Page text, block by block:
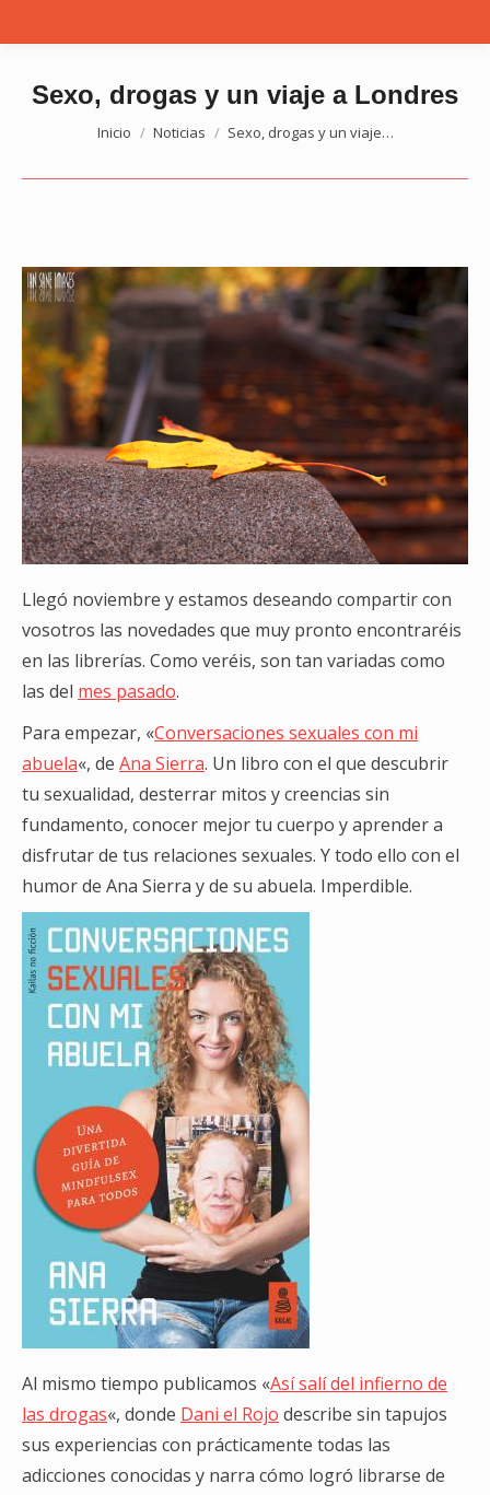
Sexo, drogas y un viaje a Londres
Estás aquí:
Inicio Noticias Sexo, drogas y un viaje…
Llegó noviembre y estamos deseando compartir con
vosotros las novedades que muy pronto encontraréis
en las librerías. Como veréis, son tan variadas como
las del mes pasado.
Para empezar, «Conversaciones sexuales con mi
abuela«, de Ana Sierra. Un libro con el que descubrir
tu sexualidad, desterrar mitos y creencias sin
fundamento, conocer mejor tu cuerpo y aprender a
disfrutar de tus relaciones sexuales. Y todo ello con el
humor de Ana Sierra y de su abuela. Imperdible.
Al mismo tiempo publicamos «Así salí del infierno de
las drogas«, donde Dani el Rojo describe sin tapujos
sus experiencias con prácticamente todas las
adicciones conocidas y narra cómo logró librarse de